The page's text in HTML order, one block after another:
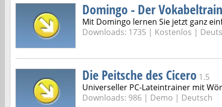
Domingo - Der
Mit Domingo lernen Sie jetzt ganz
Downloads: 1735 | Kostenlos |
Die Peitsche des Cicero 1.5
Universeller PC-Lateintrainer mit
Downloads: 986 | Demo | Deutsch